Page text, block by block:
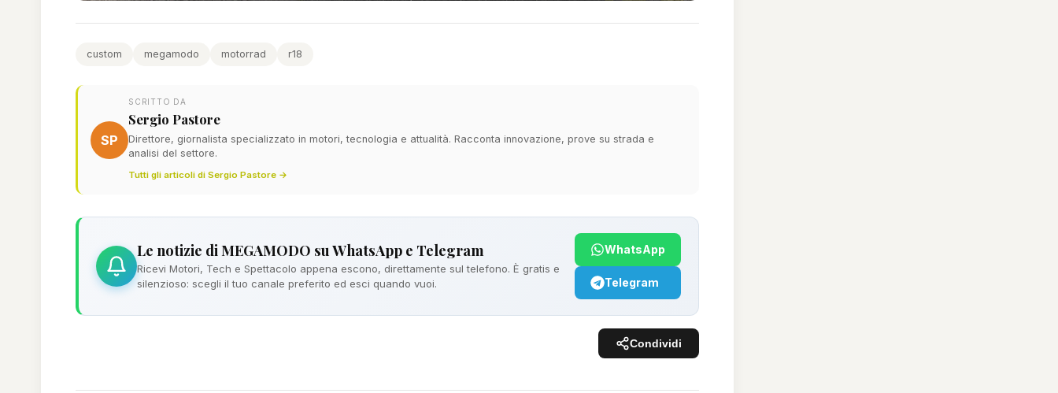
custom megamodo motorrad r18
SP
SCRITTO DA
Sergio Pastore
Direttore, giornalista specializzato in motori, tecnologia e attualità. Racconta innovazione, prove su strada e
analisi del settore.
Tutti gli articoli di Sergio Pastore →
Le notizie di MEGAMODO su WhatsApp e Telegram
Ricevi Motori, Tech e Spettacolo appena escono, direttamente sul telefono. È gratis e
silenzioso: scegli il tuo canale preferito ed esci quando vuoi.
WhatsApp
Telegram
Condividi